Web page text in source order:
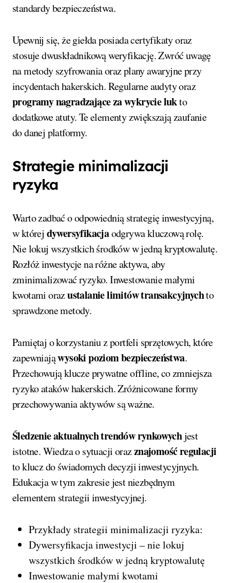
standardy bezpieczeństwa.
Upewnij się, że giełda posiada certyfikaty oraz
stosuje dwuskładnikową weryfikację. Zwróć uwagę
na metody szyfrowania oraz plany awaryjne przy
incydentach hakerskich. Regularne audyty oraz
programy nagradzające za wykrycie lukto
dodatkowe atuty. Te elementy zwiększają zaufanie
do danej platformy.
Strategie minimalizacji
ryzyka
Warto zadbać o odpowiednią strategię inwestycyjną,
w której dywersyfikacjaodgrywa kluczową rolę.
Nie lokuj wszystkich środków w jedną kryptowalutę.
Rozłóż inwestycje na różne aktywa, aby
zminimalizować ryzyko. Inwestowanie małymi
kwotami orazustalanie limitów transakcyjnychto
sprawdzone metody.
Pamiętaj o korzystaniu z portfeli sprzętowych, które
zapewniająwysoki poziom bezpieczeństwa.
Przechowują klucze prywatne offline, co zmniejsza
ryzyko ataków hakerskich. Zróżnicowane formy
przechowywania aktywów są ważne.
Śledzenie aktualnych trendów rynkowychjest
istotne. Wiedza o sytuacji orazznajomość regulacji
to klucz do świadomych decyzji inwestycyjnych.
Edukacja w tym zakresie jest niezbędnym
elementem strategii inwestycyjnej.
Przykłady strategii minimalizacji ryzyka:
Dywersyfikacja inwestycji – nie lokuj
wszystkich środków w jedną kryptowalutę
Inwestowanie małymi kwotami